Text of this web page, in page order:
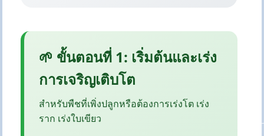
🌱 ขั้นตอนที่ 1: เริ่มต้นและเร่ง
การเจริญเติบโต
สำหรับพืชที่เพิ่งปลูกหรือต้องการเร่งโต เร่ง
ราก เร่งใบเขียว